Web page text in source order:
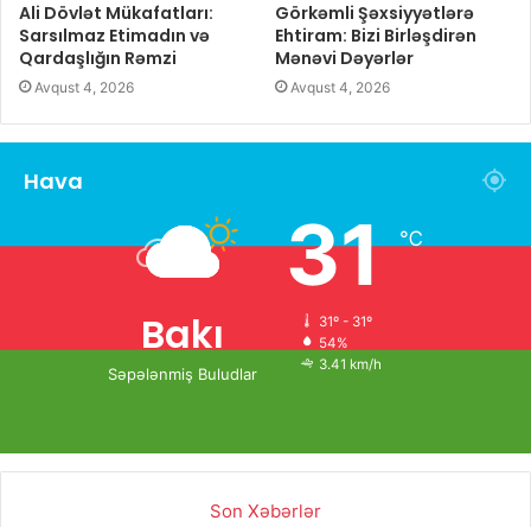
Ali Dövlət Mükafatları:
Sarsılmaz Etimadın və
Qardaşlığın Rəmzi
Avqust 4, 2026
Görkəmli Şəxsiyyətlərə
Ehtiram: Bizi Birləşdirən
Mənəvi Dəyərlər
Avqust 4, 2026
Hava
Bakı
Səpələnmiş Buludlar
31℃
31º - 31º
54%
3.41 km/h
Son Xəbərlər